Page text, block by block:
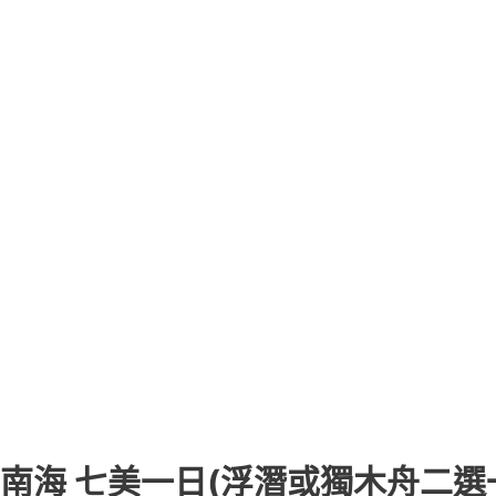
南海 七美一日(浮潛或獨木舟二